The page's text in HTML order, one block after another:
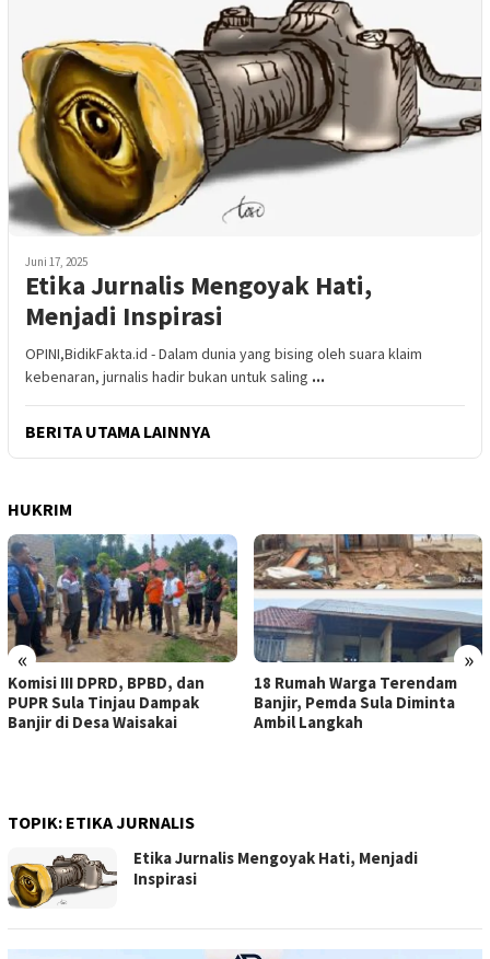
Juni 17, 2025
Etika Jurnalis Mengoyak Hati,
Menjadi Inspirasi
OPINI,BidikFakta.id - Dalam dunia yang bising oleh suara klaim
kebenaran, jurnalis hadir bukan untuk saling ...
BERITA UTAMA LAINNYA
HUKRIM
« »
Komisi III DPRD, BPBD, dan
PUPR Sula Tinjau Dampak
Banjir di Desa Waisakai
18 Rumah Warga Terendam
Banjir, Pemda Sula Diminta
Ambil Langkah
TOPIK: ETIKA JURNALIS
Etika Jurnalis Mengoyak Hati, Menjadi
Inspirasi